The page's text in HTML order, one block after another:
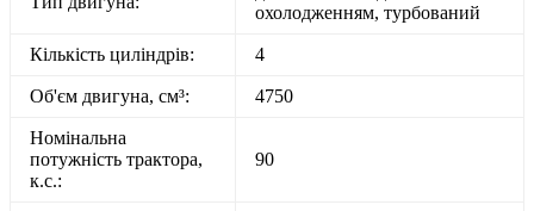
охолодженням, турбований
Кількість циліндрів: 4
Об'єм двигуна, см³: 4750
Номінальна
потужність трактора,
к.с.:
90